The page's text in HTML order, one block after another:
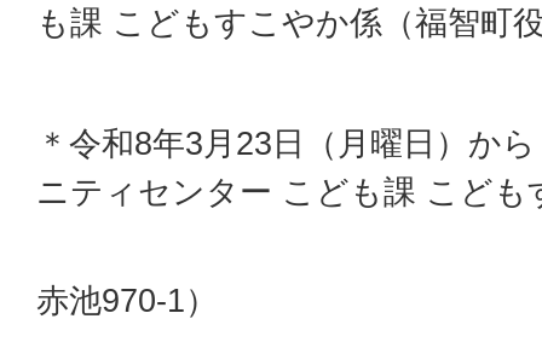
も課 こどもすこやか係（福智町
＊令和8年3月23日（月曜日）
ニティセンター こども課 こども
赤池970-1）